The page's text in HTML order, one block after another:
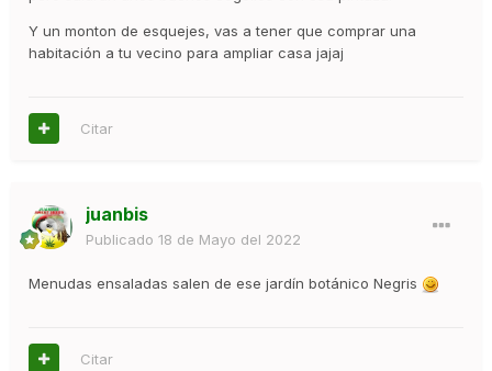
Y un monton de esquejes, vas a tener que comprar una
habitación a tu vecino para ampliar casa jajaj
Citar
juanbis
Publicado 18 de Mayo del 2022
Menudas ensaladas salen de ese jardín botánico Negris
Citar